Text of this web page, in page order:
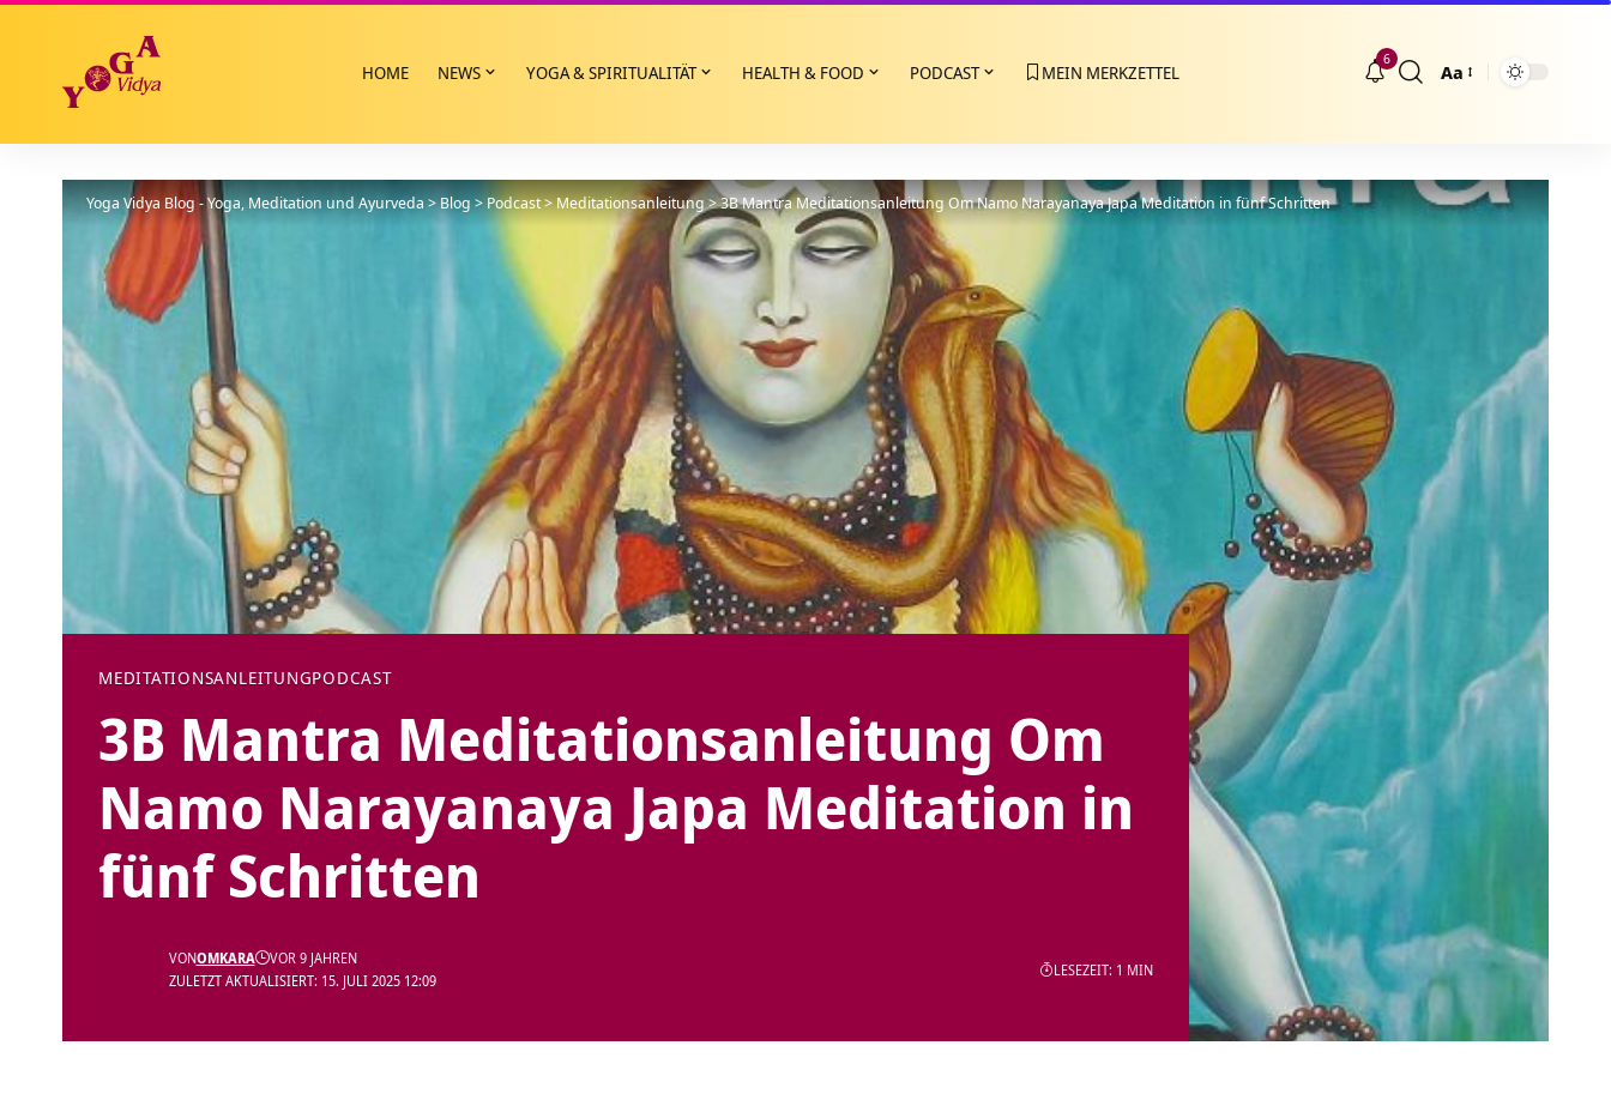
HOME NEWS YOGA & SPIRITUALITÄT HEALTH & FOOD PODCAST MEIN MERKZETTEL
6
Größenänderung
Aa
Yoga Vidya Blog - Yoga, Meditation und Ayurveda>Blog>Podcast>Meditationsanleitung>3B Mantra Meditationsanleitung Om Namo Narayanaya Japa Meditation in fünf Schritten
MEDITATIONSANLEITUNGPODCAST
3B Mantra Meditationsanleitung Om
Namo Narayanaya Japa Meditation in
fünf Schritten
ZULETZT AKTUALISIERT: 15. JULI 2025 12:09
VONOMKARA VOR 9 JAHREN
LESEZEIT: 1 MIN